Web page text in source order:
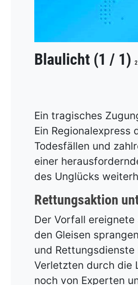
Blaulicht (1 / 1)
Ein tragisches
Ein Regionalexpress
Todesfällen und
einer
des Unglücks
Rettungsaktion
Der Vorfall
den Gleisen
und
Verletzten durch die
noch von Experten